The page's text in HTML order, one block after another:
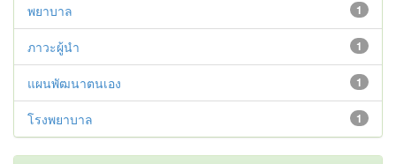
1
พยาบาล
1
ภาวะผู้นำ
1
แผนพัฒนาตนเอง
1
โรงพยาบาล